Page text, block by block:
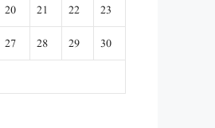
20 21 22
23
27 28 29
30